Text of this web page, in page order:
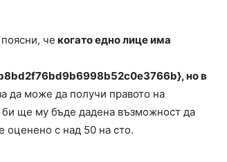
че когато едно лице има
но в
да може да получи правото на
ще му бъде дадена възможност да
оценено с над 50 на сто.